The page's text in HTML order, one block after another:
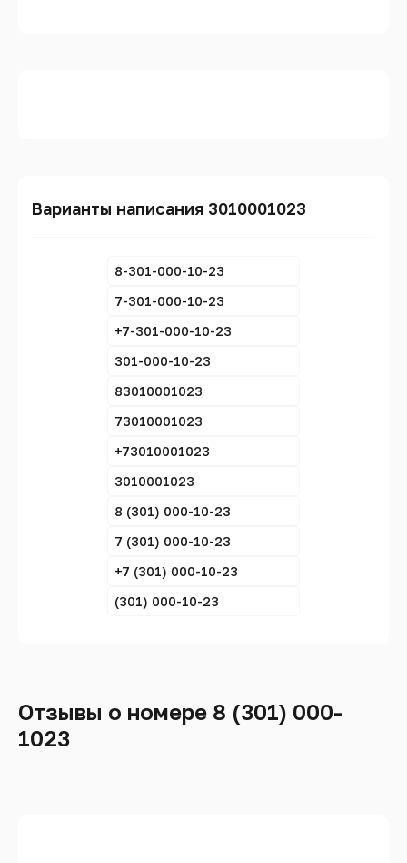
Варианты написания 3010001023
8-301-000-10-23
7-301-000-10-23
+7-301-000-10-23
301-000-10-23
83010001023
73010001023
+73010001023
3010001023
8 (301) 000-10-23
7 (301) 000-10-23
+7 (301) 000-10-23
(301) 000-10-23
Отзывы о номере 8 (301) 000-
1023